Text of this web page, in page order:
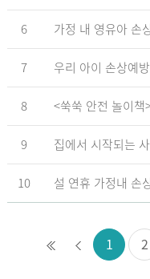
6 가정 내 영유아 손
7 우리 아이 손상예
8
9
10 설 연휴 가정내 손
1 2